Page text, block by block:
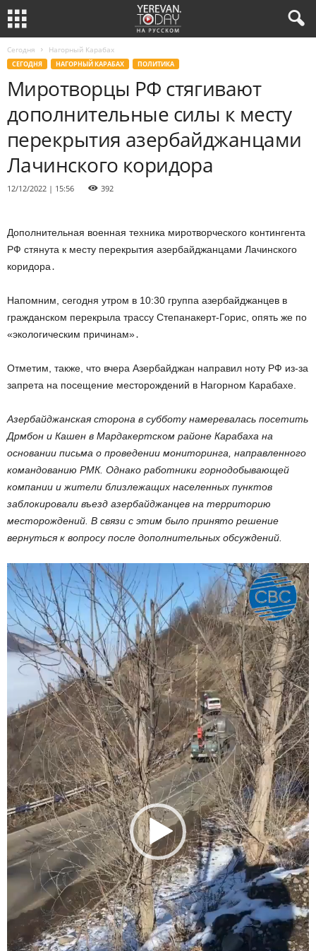
Сегодня Нагорный Карабах
СЕГОДНЯ НАГОРНЫЙ КАРАБАХ ПОЛИТИКА
Миротворцы РФ стягивают
дополнительные силы к месту
перекрытия азербайджанцами
Лачинского коридора
12/12/2022 | 15:56 392
Дополнительная военная техника миротворческого контингента
РФ стянута к месту перекрытия азербайджанцами Лачинского
коридора․
Напомним, сегодня утром в 10:30 группа азербайджанцев в
гражданском перекрыла трассу Степанакерт-Горис, опять же по
«экологическим причинам»․
Отметим, также, что вчера Азербайджан направил ноту РФ из-за
запрета на посещение месторождений в Нагорном Карабахе.
Азербайджанская сторона в субботу намеревалась посетить
Дрмбон и Кашен в Мардакертском районе Карабаха на
основании письма о проведении мониторинга, направленного
командованию РМК. Однако работники горнодобывающей
компании и жители близлежащих населенных пунктов
заблокировали въезд азербайджанцев на территорию
месторождений. В связи с этим было принято решение
вернуться к вопросу после дополнительных обсуждений.
Видеоплеер